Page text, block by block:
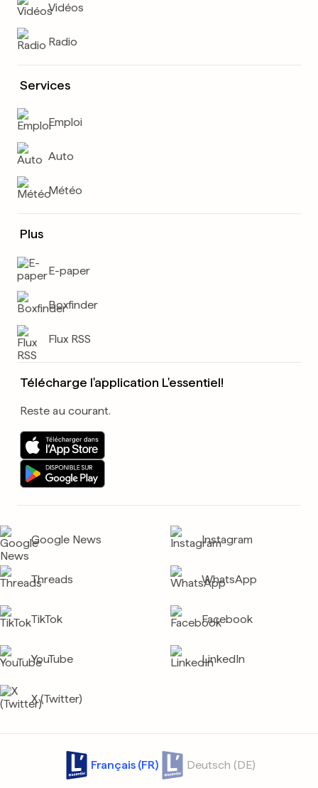
Vidéos
Radio
Services
Emploi
Auto
Météo
Plus
E-paper
Boxfinder
Flux RSS
Télécharge l'application L'essentiel!
Reste au courant.
Google News Instagram
Threads WhatsApp
TikTok Facebook
YouTube LinkedIn
X (Twitter)
Français (FR) Deutsch (DE)